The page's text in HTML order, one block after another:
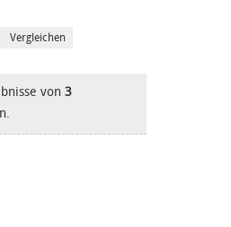
Vergleichen
von 3